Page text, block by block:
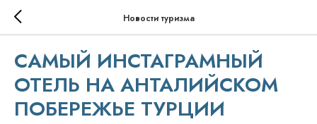
Новости туризма
САМЫЙ ИНСТАГРАМНЫЙ
ОТЕЛЬ НА АНТАЛИЙСКОМ
ПОБЕРЕЖЬЕ ТУРЦИИ